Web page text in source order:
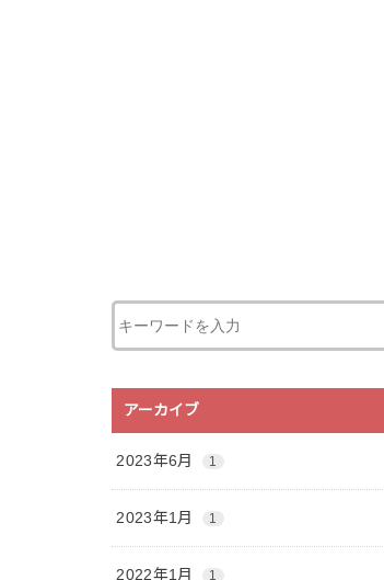
アーカイブ
2023年6月 1
2023年1月 1
2022年1月 1